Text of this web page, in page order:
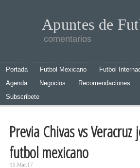
Apuntes de
comentarios
Portada Futbol Mexicano Futbol
Agenda
Negocios Recomendaciones
Subscribete
Previa Chivas vs
futbol mexicano
15.Mar.17